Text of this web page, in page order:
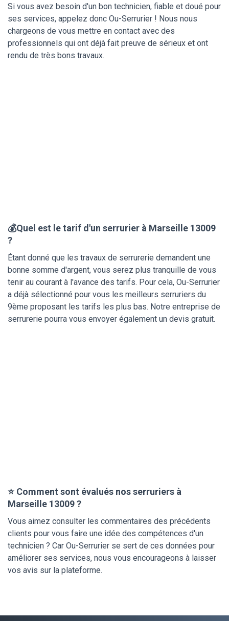
Si vous avez besoin d'un bon technicien, fiable et doué pour
ses services, appelez donc Ou-Serrurier ! Nous nous
chargeons de vous mettre en contact avec des
professionnels qui ont déjà fait preuve de sérieux et ont
rendu de très bons travaux.
💰Quel est le tarif d'un serrurier à Marseille 13009
?
Étant donné que les travaux de serrurerie demandent une
bonne somme d'argent, vous serez plus tranquille de vous
tenir au courant à l'avance des tarifs. Pour cela, Ou-Serrurier
a déjà sélectionné pour vous les meilleurs serruriers du
9ème proposant les tarifs les plus bas. Notre entreprise de
serrurerie pourra vous envoyer également un devis gratuit.
⭐ Comment sont évalués nos serruriers à
Marseille 13009 ?
Vous aimez consulter les commentaires des précédents
clients pour vous faire une idée des compétences d'un
technicien ? Car Ou-Serrurier se sert de ces données pour
améliorer ses services, nous vous encourageons à laisser
vos avis sur la plateforme.